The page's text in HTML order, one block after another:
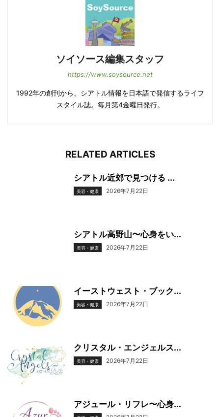
ソイソース編集スタッフ
https://www.soysource.net
1992年の創刊から、シアトル情報を日本語で発信するライフ
スタイル誌。毎月第4金曜日発行。
RELATED ARTICLES
シアトル近郊で見つける ...
美容・健康 2026年7月22日
シアトル高野山〜心身をい...
美容・健康 2026年7月22日
イーストウェスト・ブック...
美容・健康 2026年7月22日
クリスタル・エンジェルス...
美容・健康 2026年7月22日
アジュール・リフレ〜心身...